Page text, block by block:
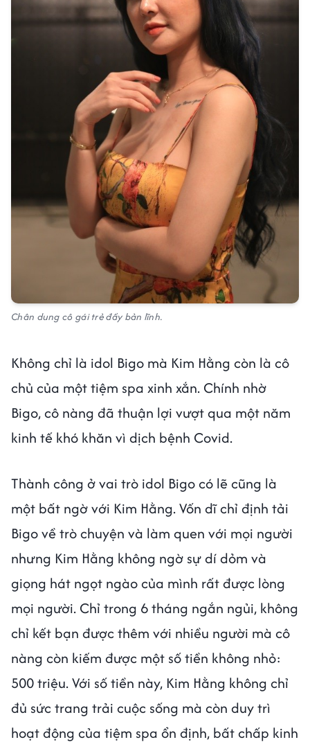
Chân dung cô gái trẻ đầy bản lĩnh.
Không chỉ là idol Bigo mà Kim Hằng còn là cô
chủ của một tiệm spa xinh xắn. Chính nhờ
Bigo, cô nàng đã thuận lợi vượt qua một năm
kinh tế khó khăn vì dịch bệnh Covid.
Thành công ở vai trò idol Bigo có lẽ cũng là
một bất ngờ với Kim Hằng. Vốn dĩ chỉ định tải
Bigo về trò chuyện và làm quen với mọi người
nhưng Kim Hằng không ngờ sự dí dỏm và
giọng hát ngọt ngào của mình rất được lòng
mọi người. Chỉ trong 6 tháng ngắn ngủi, không
chỉ kết bạn được thêm với nhiều người mà cô
nàng còn kiếm được một số tiền không nhỏ:
500 triệu. Với số tiền này, Kim Hằng không chỉ
đủ sức trang trải cuộc sống mà còn duy trì
hoạt động của tiệm spa ổn định, bất chấp kinh